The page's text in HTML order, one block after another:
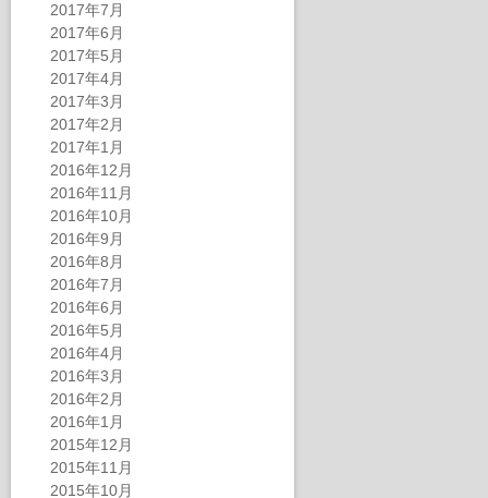
2017年7月
2017年6月
2017年5月
2017年4月
2017年3月
2017年2月
2017年1月
2016年12月
2016年11月
2016年10月
2016年9月
2016年8月
2016年7月
2016年6月
2016年5月
2016年4月
2016年3月
2016年2月
2016年1月
2015年12月
2015年11月
2015年10月